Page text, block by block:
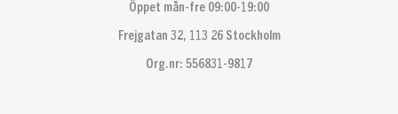
Öppet mån-fre 09:00-19:00
Frejgatan 32, 113 26 Stockholm
Org.nr: 556831-9817